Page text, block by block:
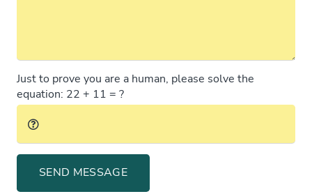
Just to prove you are a human, please solve the
equation: 22 + 11 = ?
SEND MESSAGE